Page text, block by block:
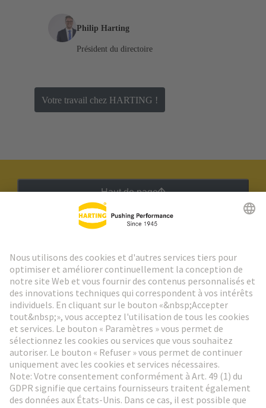
Philip Harting
Président du directoire
Votre travail chez HARTING !
Haut de page
Aller à l'inscription
Social Media